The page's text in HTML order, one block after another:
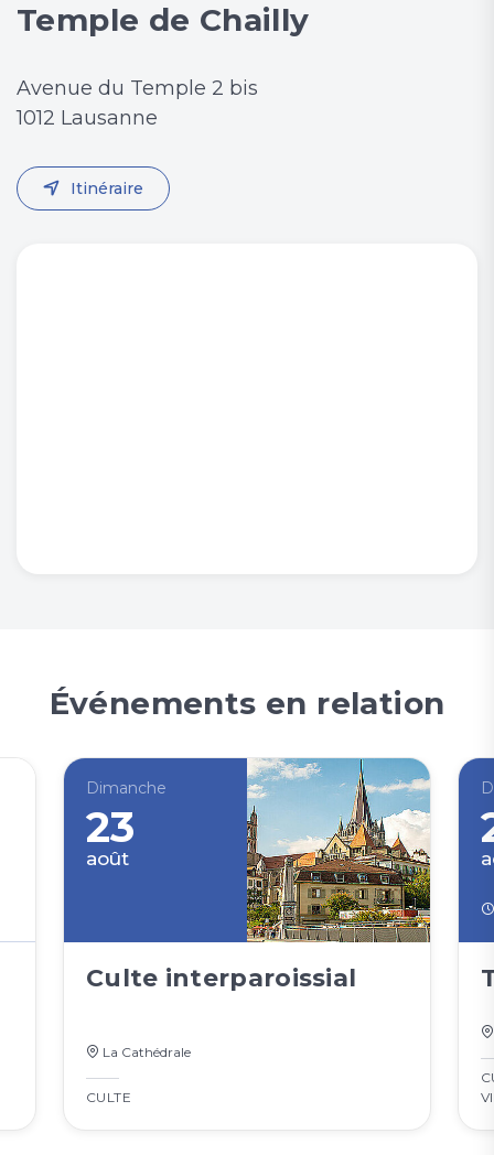
Temple de Chailly
Avenue du Temple 2 bis
1012 Lausanne
Itinéraire
Événements en relation
Dimanche
23
août
Culte interparoissial
La Cathédrale
CULTE